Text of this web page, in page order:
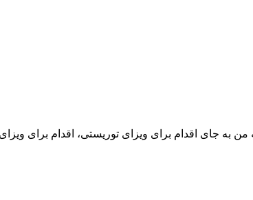
به جای اقدام برای ویزای توریستی، اقدام برای